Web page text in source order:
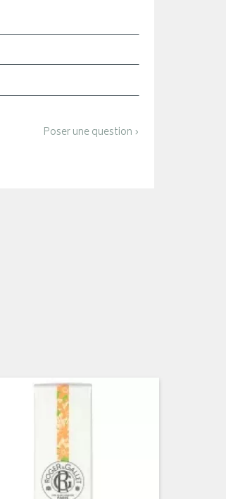
Poser une question ›